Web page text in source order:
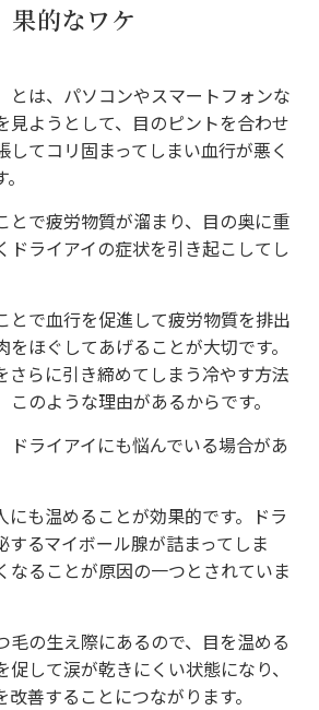
果的なワケ
とは、パソコンやスマートフォンな
見ようとして、目のピントを合わせ
してコリ固まってしまい血行が悪く
とで疲労物質が溜まり、目の奥に重
ドライアイの症状を引き起こしてし
とで血行を促進して疲労物質を排出
をほぐしてあげることが大切です。
さらに引き締めてしまう冷やす方法
のような理由があるからです。
ドライアイにも悩んでいる場合があ
にも温めることが効果的です。ドラ
するマイボール腺が詰まってしま
なることが原因の一つとされていま
毛の生え際にあるので、目を温める
促して涙が乾きにくい状態になり、
改善することにつながります。